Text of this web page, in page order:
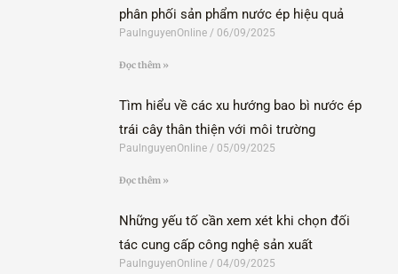
phân phối sản phẩm nước ép hiệu quả
PaulnguyenOnline 06/09/2025
Đọc thêm »
Tìm hiểu về các xu hướng bao bì nước ép
trái cây thân thiện với môi trường
PaulnguyenOnline 05/09/2025
Đọc thêm »
Những yếu tố cần xem xét khi chọn đối
tác cung cấp công nghệ sản xuất
PaulnguyenOnline 04/09/2025